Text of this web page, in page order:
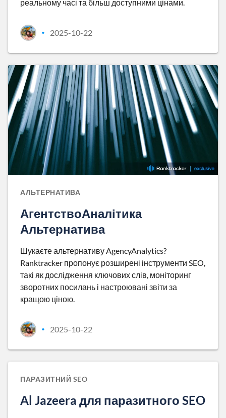
реальному часі та більш доступними цінами.
• 2025-10-22
АЛЬТЕРНАТИВА
АгентствоАналітика
Альтернатива
Шукаєте альтернативу AgencyAnalytics?
Ranktracker пропонує розширені інструменти SEO,
такі як дослідження ключових слів, моніторинг
зворотних посилань і настроювані звіти за
кращою ціною.
• 2025-10-22
ПАРАЗИТНИЙ SEO
Al Jazeera для паразитного SEO